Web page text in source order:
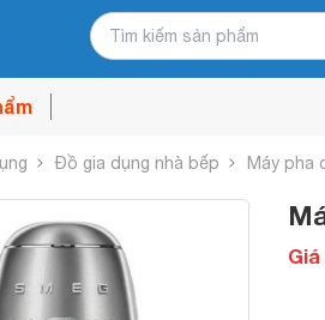
Đồ gia dụng nhà bếp Máy pha
Giá